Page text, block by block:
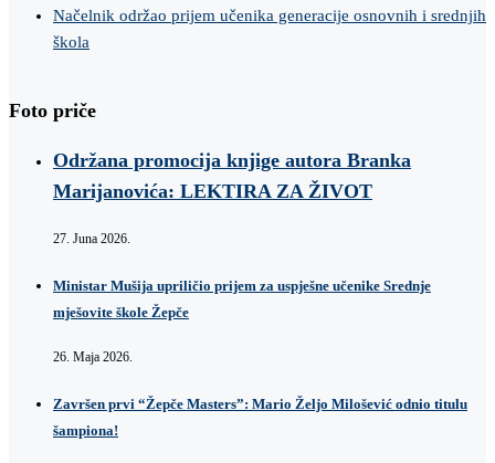
Načelnik održao prijem učenika generacije osnovnih i srednjih
škola
Foto priče
Održana promocija knjige autora Branka
Marijanovića: LEKTIRA ZA ŽIVOT
27. Juna 2026.
Ministar Mušija upriličio prijem za uspješne učenike Srednje
mješovite škole Žepče
26. Maja 2026.
Završen prvi “Žepče Masters”: Mario Željo Milošević odnio titulu
šampiona!